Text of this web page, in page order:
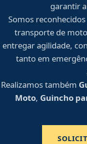
garantir
Somos
transporte de
entregar agilidade,
tanto em
Realizamos também
Moto, Guincho